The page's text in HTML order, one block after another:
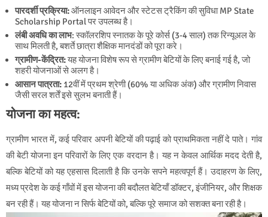
पारदर्शी प्रक्रिया:ऑनलाइन आवेदन और स्टेटस ट्रैकिंग की सुविधा MP State
Scholarship Portal पर उपलब्ध है।
लंबी अवधि का लाभ: स्कॉलरशिप स्नातक के पूरे कोर्स (3-4 साल) तक रिन्यूअल के
साथ मिलती है, बशर्ते छात्रा शैक्षिक मानदंडों को पूरा करे।
ग्रामीण-केंद्रित:यह योजना विशेष रूप से ग्रामीण बेटियों के लिए बनाई गई है, जो
शहरी योजनाओं से अलग है।
आसान पात्रता: 12वीं में प्रथम श्रेणी (60% या अधिक अंक) और ग्रामीण निवास
जैसी सरल शर्तें इसे सुलभ बनाती हैं।
योजना का महत्व:
ग्रामीण भारत में, कई परिवार अपनी बेटियों की पढ़ाई को प्राथमिकता नहीं दे पाते। गांव
की बेटी योजना इन परिवारों के लिए एक वरदान है। यह न केवल आर्थिक मदद देती है,
बल्कि बेटियों को यह एहसास दिलाती है कि उनके सपने महत्वपूर्ण हैं। उदाहरण के लिए,
मध्य प्रदेश के कई गाँवों में इस योजना की बदौलत बेटियाँ डॉक्टर, इंजीनियर, और शिक्षक
बन रही हैं। यह योजना न सिर्फ बेटियों को, बल्कि पूरे समाज को सशक्त बना रही है।